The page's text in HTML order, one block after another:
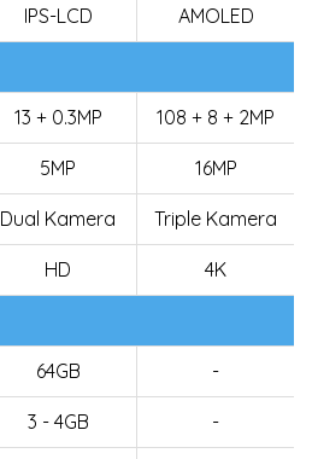
IPS-LCD AMOLED
13 + 0.3MP 108 + 8 + 2MP
5MP 16MP
Dual Kamera Triple Kamera
HD 4K
64GB -
3 - 4GB -